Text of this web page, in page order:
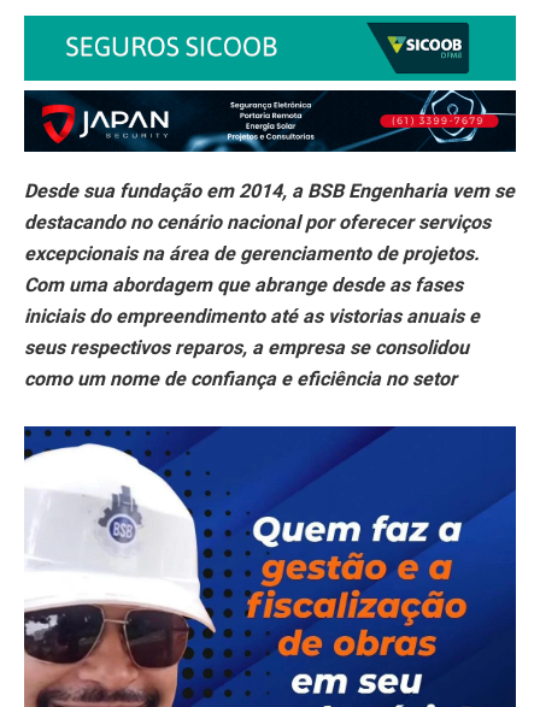
Desde sua fundação em 2014, a BSB Engenharia vem se
destacando no cenário nacional por oferecer serviços
excepcionais na área de gerenciamento de projetos.
Com uma abordagem que abrange desde as fases
iniciais do empreendimento até as vistorias anuais e
seus respectivos reparos, a empresa se consolidou
como um nome de confiança e eficiência no setor